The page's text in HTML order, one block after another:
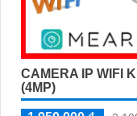
CAMERA IP WIFI
(4MP)